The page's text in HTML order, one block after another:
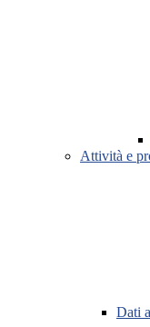
Attività e
Dati